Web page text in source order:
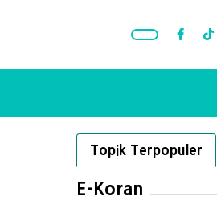
Topik Terpopuler
E-Koran